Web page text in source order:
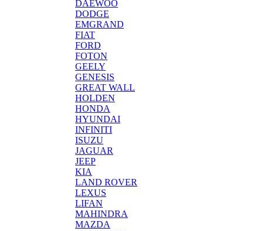
DAEWOO
DODGE
EMGRAND
FIAT
FORD
FOTON
GEELY
GENESIS
GREAT WALL
HOLDEN
HONDA
HYUNDAI
INFINITI
ISUZU
JAGUAR
JEEP
KIA
LAND ROVER
LEXUS
LIFAN
MAHINDRA
MAZDA